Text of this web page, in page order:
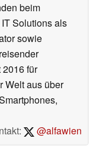
beim
Solutions als
sowie
für
Welt aus über
@alfawien